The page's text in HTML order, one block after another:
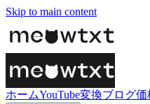
Skip to main content
ホームYouTube変換ブログ価